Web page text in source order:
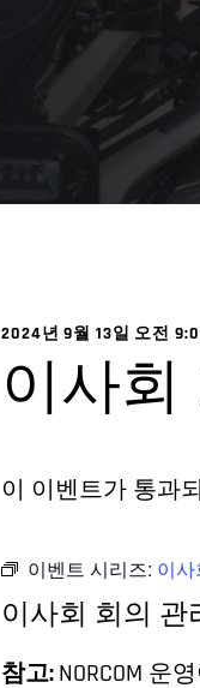
2024년 9월 13일 오전
이사회
이 이벤트가 통과
이벤트 시리즈: 이
이사회 회의 관
참고: NORCOM